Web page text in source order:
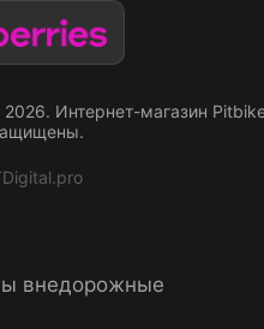
Интернет-магазин
внедорожные